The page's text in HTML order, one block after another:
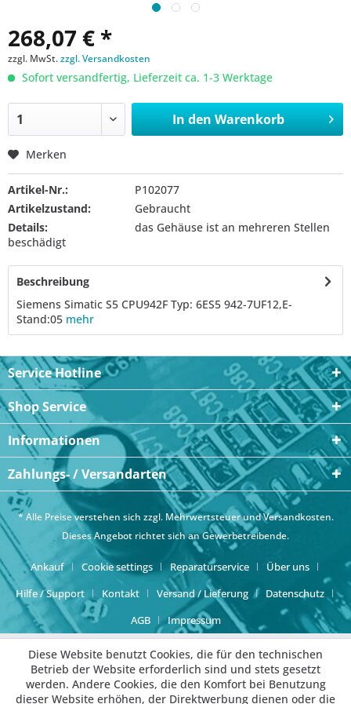
268,07 € *
zzgl. MwSt.zzgl. Versandkosten
Sofort versandfertig, Lieferzeit ca. 1-3 Werktage
In den Warenkorb
Merken
Artikel-Nr.:
P102077
Artikelzustand:
Gebraucht
Details:
das Gehäuse ist an mehreren Stellen
beschädigt
Beschreibung
Siemens Simatic S5 CPU942F Typ: 6ES5 942-7UF12,E-
Stand:05 mehr
Service Hotline
Shop Service
Informationen
Zahlungs- / Versandarten
* Alle Preise verstehen sich zzgl. Mehrwertsteuer undVersandkosten.
Dieses Angebot richtet sich an Gewerbetreibende.
Ankauf Cookie settings Reparaturservice
Über uns
Hilfe / Support
Kontakt Versand / Lieferung
Datenschutz
AGB
Impressum
Diese Website benutzt Cookies, die für den technischen
Betrieb der Website erforderlich sind und stets gesetzt
werden. Andere Cookies, die den Komfort bei Benutzung
dieser Website erhöhen, der Direktwerbung dienen oder die